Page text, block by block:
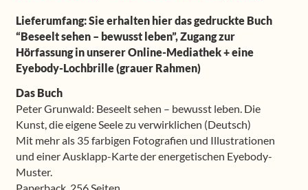
Lieferumfang: Sie erhalten hier das gedruckte Buch
“Beseelt sehen – bewusst leben”, Zugang zur
Hörfassung in unserer Online-Mediathek + eine
Eyebody-Lochbrille (grauer Rahmen)
Das Buch
Peter Grunwald: Beseelt sehen – bewusst leben. Die
Kunst, die eigene Seele zu verwirklichen (Deutsch)
Mit mehr als 35 farbigen Fotografien und Illustrationen
und einer Ausklapp-Karte der energetischen Eyebody-
Muster.